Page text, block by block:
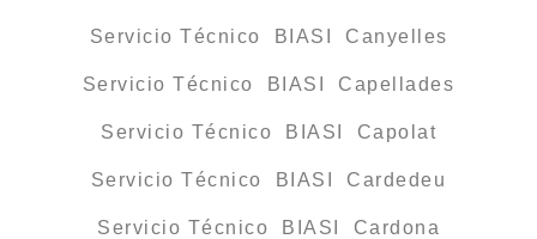
Servicio Técnico BIASI Canyelles
Servicio Técnico BIASI Capellades
Servicio Técnico BIASI Capolat
Servicio Técnico BIASI Cardedeu
Servicio Técnico BIASI Cardona